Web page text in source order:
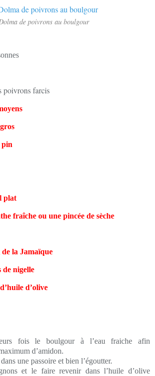
de poivrons au boulgour
poivrons farcis
pin
plat
fraîche ou une pincée de sèche
de la Jamaïque
de nigelle
d’olive
fois le boulgour à l’eau fraiche afin
d’amidon.
une passoire et bien l’égoutter.
et le faire revenir dans l’huile d’olive